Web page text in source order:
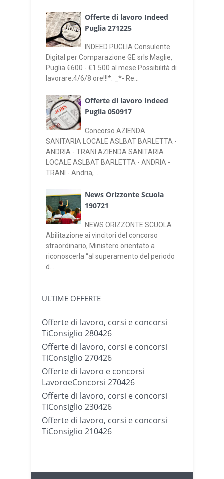
Offerte di lavoro Indeed
Puglia 271225
INDEED PUGLIA Consulente
Digital per Comparazione GE srls Maglie,
Puglia €600 - €1.500 al mese Possibilità di
lavorare:4/6/8 ore!!!*. _*- Re...
Offerte di lavoro Indeed
Puglia 050917
Concorso AZIENDA
SANITARIA LOCALE ASLBAT BARLETTA -
ANDRIA - TRANI AZIENDA SANITARIA
LOCALE ASLBAT BARLETTA - ANDRIA -
TRANI - Andria, ...
News Orizzonte Scuola
190721
NEWS ORIZZONTE SCUOLA
Abilitazione ai vincitori del concorso
straordinario, Ministero orientato a
riconoscerla “al superamento del periodo
d...
ULTIME OFFERTE
Offerte di lavoro, corsi e concorsi
TiConsiglio 280426
Offerte di lavoro, corsi e concorsi
TiConsiglio 270426
Offerte di lavoro e concorsi
LavoroeConcorsi 270426
Offerte di lavoro, corsi e concorsi
TiConsiglio 230426
Offerte di lavoro, corsi e concorsi
TiConsiglio 210426